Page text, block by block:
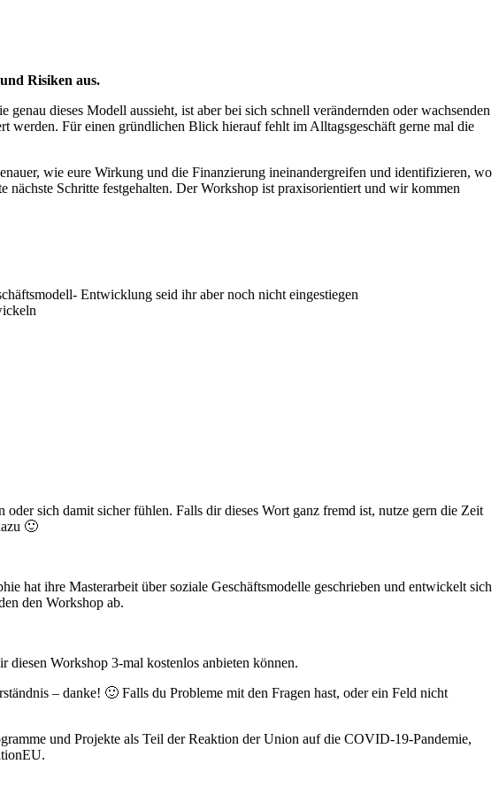
Risiken aus.
dieses Modell aussieht, ist aber bei sich schnell verändernden oder wachsenden
werden. Für einen gründlichen Blick hierauf fehlt im Alltagsgeschäft gerne mal die
wie eure Wirkung und die Finanzierung ineinandergreifen und identifizieren, wo
Schritte festgehalten. Der Workshop ist praxisorientiert und wir kommen
Entwicklung seid ihr aber noch nicht eingestiegen
sich damit sicher fühlen. Falls dir dieses Wort ganz fremd ist, nutze gern die Zeit
🙂
hat ihre Masterarbeit über soziale Geschäftsmodelle geschrieben und entwickelt sich
den Workshop ab.
diesen Workshop 3-mal kostenlos anbieten können.
– danke! 🙂 Falls du Probleme mit den Fragen hast, oder ein Feld nicht
und Projekte als Teil der Reaktion der Union auf die COVID-19-Pandemie,